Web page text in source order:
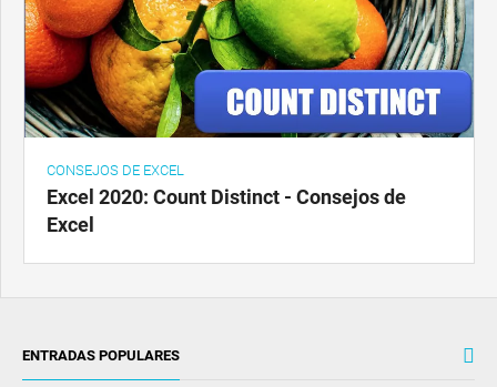
CONSEJOS DE EXCEL
Excel 2020: Count Distinct - Consejos de
Excel
ENTRADAS POPULARES